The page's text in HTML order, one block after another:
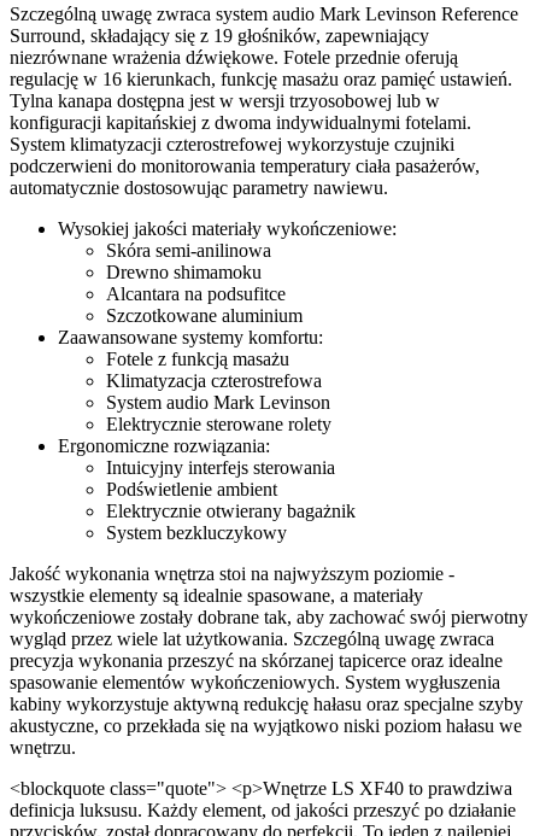
Szczególną uwagę zwraca system audio Mark Levinson Reference
Surround, składający się z 19 głośników, zapewniający
niezrównane wrażenia dźwiękowe. Fotele przednie oferują
regulację w 16 kierunkach, funkcję masażu oraz pamięć ustawień.
Tylna kanapa dostępna jest w wersji trzyosobowej lub w
konfiguracji kapitańskiej z dwoma indywidualnymi fotelami.
System klimatyzacji czterostrefowej wykorzystuje czujniki
podczerwieni do monitorowania temperatury ciała pasażerów,
automatycznie dostosowując parametry nawiewu.
Wysokiej jakości materiały wykończeniowe:
Skóra semi-anilinowa
Drewno shimamoku
Alcantara na podsufitce
Szczotkowane aluminium
Zaawansowane systemy komfortu:
Fotele z funkcją masażu
Klimatyzacja czterostrefowa
System audio Mark Levinson
Elektrycznie sterowane rolety
Ergonomiczne rozwiązania:
Intuicyjny interfejs sterowania
Podświetlenie ambient
Elektrycznie otwierany bagażnik
System bezkluczykowy
Jakość wykonania wnętrza stoi na najwyższym poziomie -
wszystkie elementy są idealnie spasowane, a materiały
wykończeniowe zostały dobrane tak, aby zachować swój pierwotny
wygląd przez wiele lat użytkowania. Szczególną uwagę zwraca
precyzja wykonania przeszyć na skórzanej tapicerce oraz idealne
spasowanie elementów wykończeniowych. System wygłuszenia
kabiny wykorzystuje aktywną redukcję hałasu oraz specjalne szyby
akustyczne, co przekłada się na wyjątkowo niski poziom hałasu we
wnętrzu.
<blockquote class="quote"> <p>Wnętrze LS XF40 to prawdziwa
definicja luksusu. Każdy element, od jakości przeszyć po działanie